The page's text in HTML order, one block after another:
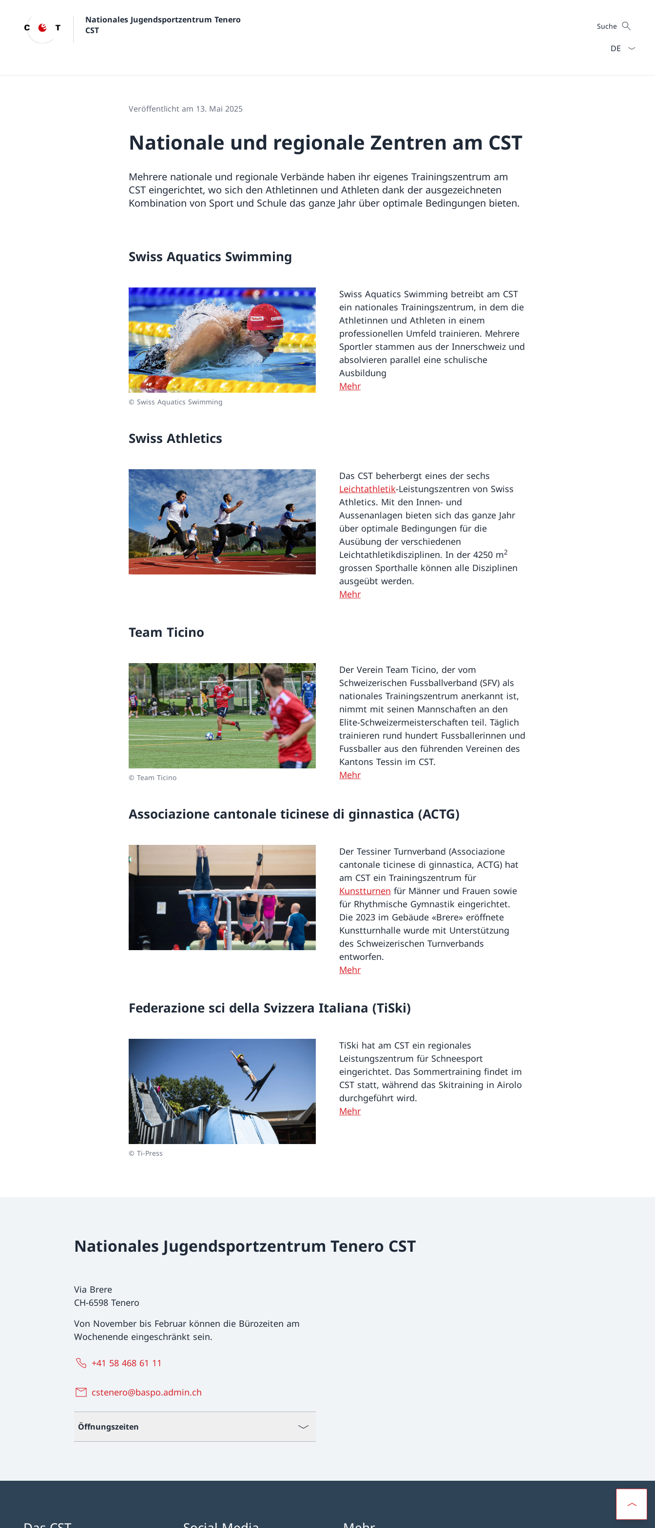
Nationales Jugendsportzentrum Tenero
CST
Suche
Suche
Veröffentlicht am 13. Mai 2025
Nationale und regionale Zentren am CST
Mehrere nationale und regionale Verbände haben ihr eigenes Trainingszentrum am
CST eingerichtet, wo sich den Athletinnen und Athleten dank der ausgezeichneten
Kombination von Sport und Schule das ganze Jahr über optimale Bedingungen bieten.
Swiss Aquatics Swimming
© Swiss Aquatics Swimming
Swiss Aquatics Swimming betreibt am CST
ein nationales Trainingszentrum, in dem die
Athletinnen und Athleten in einem
professionellen Umfeld trainieren. Mehrere
Sportler stammen aus der Innerschweiz und
absolvieren parallel eine schulische
Ausbildung
Mehr
Swiss Athletics
Das CST beherbergt eines der sechs
Leichtathletik-Leistungszentren von Swiss
Athletics. Mit den Innen- und
Aussenanlagen bieten sich das ganze Jahr
über optimale Bedingungen für die
Ausübung der verschiedenen
Leichtathletikdisziplinen. In der 4250 m2
grossen Sporthalle können alle Disziplinen
ausgeübt werden.
Mehr
Team Ticino
© Team Ticino
Der Verein Team Ticino, der vom
Schweizerischen Fussballverband (SFV) als
nationales Trainingszentrum anerkannt ist,
nimmt mit seinen Mannschaften an den
Elite-Schweizermeisterschaften teil. Täglich
trainieren rund hundert Fussballerinnen und
Fussballer aus den führenden Vereinen des
Kantons Tessin im CST.
Mehr
Associazione cantonale ticinese di ginnastica (ACTG)
Der Tessiner Turnverband (Associazione
cantonale ticinese di ginnastica, ACTG) hat
am CST ein Trainingszentrum für
Kunstturnen für Männer und Frauen sowie
für Rhythmische Gymnastik eingerichtet.
Die 2023 im Gebäude «Brere» eröffnete
Kunstturnhalle wurde mit Unterstützung
des Schweizerischen Turnverbands
entworfen.
Mehr
Federazione sci della Svizzera Italiana (TiSki)
© Ti-Press
TiSki hat am CST ein regionales
Leistungszentrum für Schneesport
eingerichtet. Das Sommertraining findet im
CST statt, während das Skitraining in Airolo
durchgeführt wird.
Mehr
Nationales Jugendsportzentrum Tenero CST
Via Brere
CH-6598 Tenero
Von November bis Februar können die Bürozeiten am
Wochenende eingeschränkt sein.
+41 58 468 61 11
cstenero@baspo.admin.ch
Öffnungszeiten